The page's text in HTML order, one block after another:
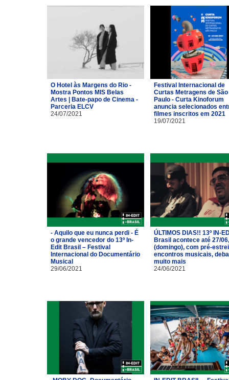
O Hotel às Margens do Rio -
Mostra Pontos MIS Belas
Artes | Bate-papo de Cinema -
Parceria ELCV
24/07/2021
Festival Internacional de
Curtas Metragens de São
Paulo - Curta Kinoforum
anuncia selecionados
filmes inscritos em 2021
19/07/2021
- Aquilo que eu nunca perdi - É
o grande vencedor do 13º In-
Edit Brasil – Festival
Internacional do Documentário
Musical
29/06/2021
ÚLTIMOS DIAS!! 13º IN-
Brasil acontece até 27/06,
(domingo), com pré-
encontros musicais,
muito mais
24/06/2021